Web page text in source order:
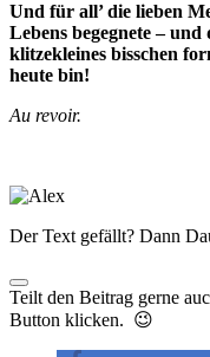
Und für all’ die lieben
Lebens begegnete –
klitzekleines bisschen
heute bin!
Au revoir.
Der Text gefällt? Dann
Teilt den Beitrag gerne
Button klicken. 😉